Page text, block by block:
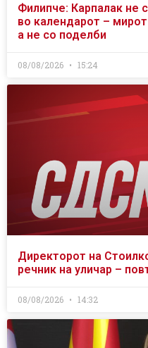
Филипче: Карпалак не
во календарот –
а не со поделби
08/08/2026 15:24
Директорот на
речник на уличар –
08/08/2026 14:32